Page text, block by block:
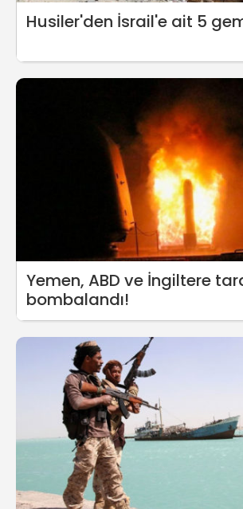
Husiler'den İsrail'e ait 5
Yemen, ABD ve İngiltere
bombalandı!